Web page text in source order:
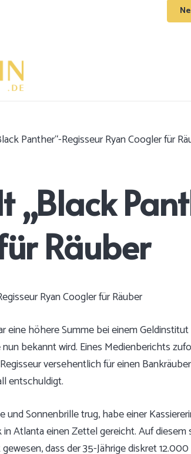
Panther“-Regisseur Ryan Coogler für
„Black
Räuber
eine höhere Summe bei einem
bekannt wird. Eines Medienberichts
versehentlich für einen
entschuldigt.
und Sonnenbrille trug, habe einer
Atlanta einen Zettel gereicht. Auf diesem
dass der 35-Jährige diskret